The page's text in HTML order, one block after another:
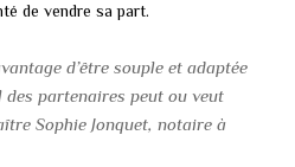
de vendre sa part.
d’être souple et adaptée
partenaires peut ou veut
Sophie Jonquet, notaire à